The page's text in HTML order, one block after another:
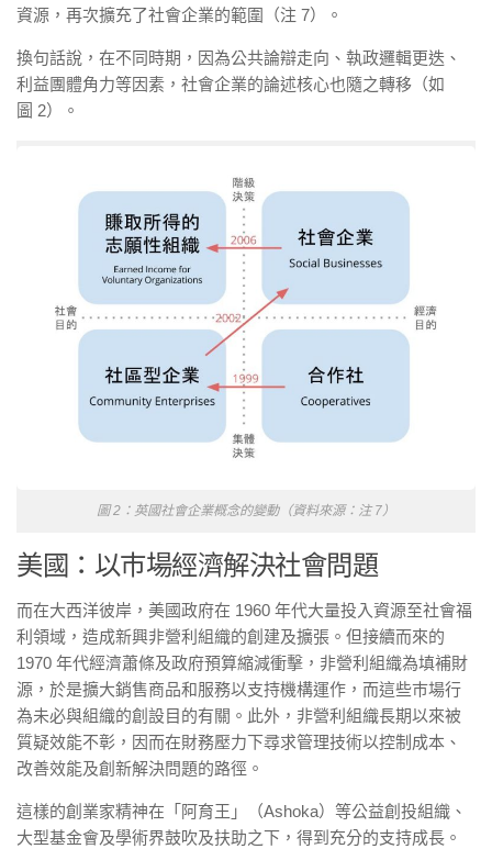
資源，再次擴充了社會企業的範圍（注 7）。
換句話說，在不同時期，因為公共論辯走向、執政邏輯更迭、
利益團體角力等因素，社會企業的論述核心也隨之轉移（如
圖 2）。
圖 2：英國社會企業概念的變動（資料來源：注 7）
美國：以巿場經濟解決社會問題
而在大西洋彼岸，美國政府在 1960 年代大量投入資源至社會福
利領域，造成新興非營利組織的創建及擴張。但接續而來的
1970 年代經濟蕭條及政府預算縮減衝擊，非營利組織為填補財
源，於是擴大銷售商品和服務以支持機構運作，而這些巿場行
為未必與組織的創設目的有關。此外，非營利組織長期以來被
質疑效能不彰，因而在財務壓力下尋求管理技術以控制成本、
改善效能及創新解決問題的路徑。
這樣的創業家精神在「 阿育王 」（Ashoka）等公益創投組織、
大型基金會及學術界鼓吹及扶助之下，得到充分的支持成長。